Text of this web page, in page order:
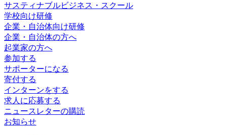
サスティナブルビジネス・スクール
学校向け研修
企業・自治体向け研修
企業・自治体の方へ
起業家の方へ
参加する
サポーターになる
寄付する
インターンをする
求人に応募する
ニュースレターの購読
お知らせ